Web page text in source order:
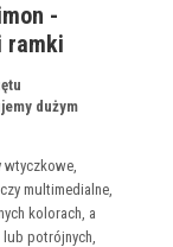
-
ramki
dużym
multimedialne,
kolorach, a
potrójnych,